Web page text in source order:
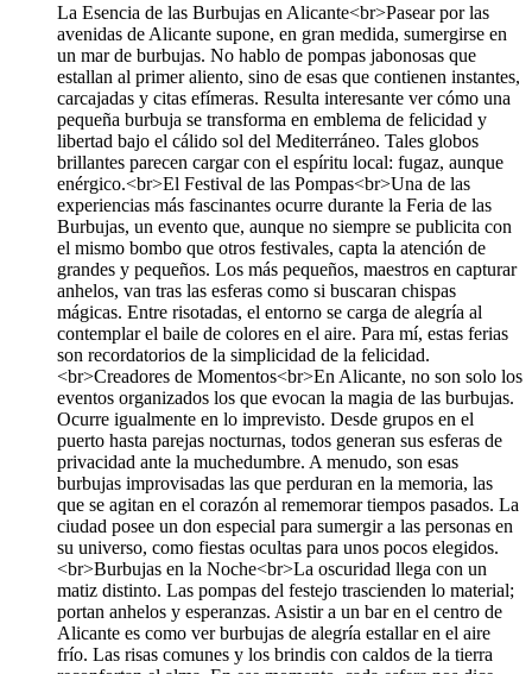
La Esencia de las Burbujas en Alicante<br>Pasear por las
avenidas de Alicante supone, en gran medida, sumergirse en
un mar de burbujas. No hablo de pompas jabonosas que
estallan al primer aliento, sino de esas que contienen instantes,
carcajadas y citas efímeras. Resulta interesante ver cómo una
pequeña burbuja se transforma en emblema de felicidad y
libertad bajo el cálido sol del Mediterráneo. Tales globos
brillantes parecen cargar con el espíritu local: fugaz, aunque
enérgico.<br>El Festival de las Pompas<br>Una de las
experiencias más fascinantes ocurre durante la Feria de las
Burbujas, un evento que, aunque no siempre se publicita con
el mismo bombo que otros festivales, capta la atención de
grandes y pequeños. Los más pequeños, maestros en capturar
anhelos, van tras las esferas como si buscaran chispas
mágicas. Entre risotadas, el entorno se carga de alegría al
contemplar el baile de colores en el aire. Para mí, estas ferias
son recordatorios de la simplicidad de la felicidad.
<br>Creadores de Momentos<br>En Alicante, no son solo los
eventos organizados los que evocan la magia de las burbujas.
Ocurre igualmente en lo imprevisto. Desde grupos en el
puerto hasta parejas nocturnas, todos generan sus esferas de
privacidad ante la muchedumbre. A menudo, son esas
burbujas improvisadas las que perduran en la memoria, las
que se agitan en el corazón al rememorar tiempos pasados. La
ciudad posee un don especial para sumergir a las personas en
su universo, como fiestas ocultas para unos pocos elegidos.
<br>Burbujas en la Noche<br>La oscuridad llega con un
matiz distinto. Las pompas del festejo trascienden lo material;
portan anhelos y esperanzas. Asistir a un bar en el centro de
Alicante es como ver burbujas de alegría estallar en el aire
frío. Las risas comunes y los brindis con caldos de la tierra